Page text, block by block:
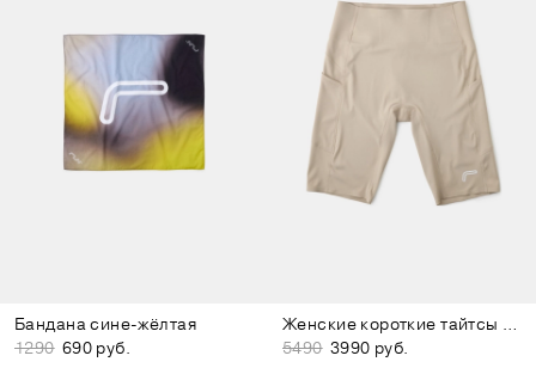
Бандана сине-жёлтая
1290 690 руб.
Женские короткие тайтсы бежевые
5490 3990 руб.